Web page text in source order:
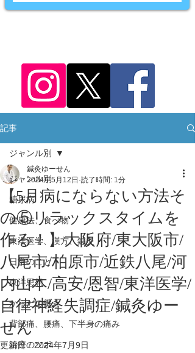
記事
ジャンル別
糖尿病
健康法、食べ物
東洋医学、漢方、鍼灸
日常のこと
東洋思想
からだの働き
背部痛、腰痛、下半身の痛み
治療のツボ
ジャンル別
【5月病にならない方法そ
の⑤リラックスタイムを
作る！】大阪府/東大阪市/
八尾市/柏原市/近鉄八尾/河
内山本/高安/恩智/東洋医学/
自律神経失調症/鍼灸ゆー
せん
鍼灸ゆーせん
2024年5月12日 読了時間: 1分
更新日：2024年7月9日